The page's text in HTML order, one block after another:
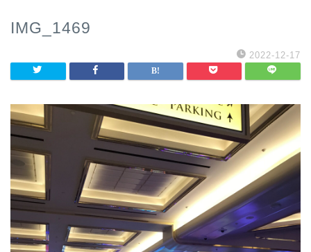
IMG_1469
2022-12-17